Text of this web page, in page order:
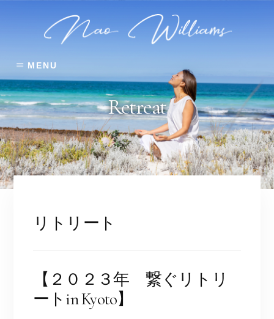
MENU
Retreat
リトリート
【２０２３年 繋ぐリトリ
ートin Kyoto】